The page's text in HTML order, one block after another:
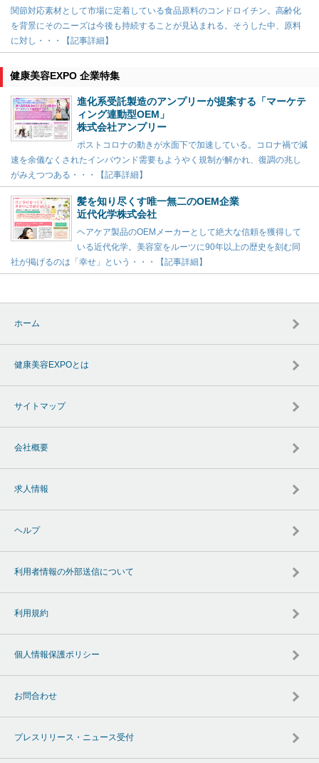
関節対応素材として市場に定着している食品原料のコンドロイチン。高齢化
を背景にそのニーズは今後も持続することが見込まれる。そうした中、原料
に対し・・・【記事詳細】
健康美容EXPO 企業特集
進化系受託製造のアンプリーが提案する「マーケテ
ィング連動型OEM」
株式会社アンプリー
ポストコロナの動きが水面下で加速している。コロナ禍で減
速を余儀なくされたインバウンド需要もようやく規制が解かれ、復調の兆し
がみえつつある・・・【記事詳細】
髪を知り尽くす唯一無二のOEM企業
近代化学株式会社
ヘアケア製品のOEMメーカーとして絶大な信頼を獲得して
いる近代化学。美容室をルーツに90年以上の歴史を刻む同
社が掲げるのは「幸せ」という・・・【記事詳細】
ホーム
健康美容EXPOとは
サイトマップ
会社概要
求人情報
ヘルプ
利用者情報の外部送信について
利用規約
個人情報保護ポリシー
お問合わせ
プレスリリース・ニュース受付